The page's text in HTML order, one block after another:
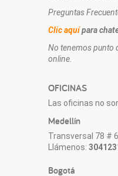
Preguntas
Clic aquípara
No tenemos punto
online.
OFICINAS
Las oficinas no
Medellín
Transversal 78 #
Llámenos:
Bogotá